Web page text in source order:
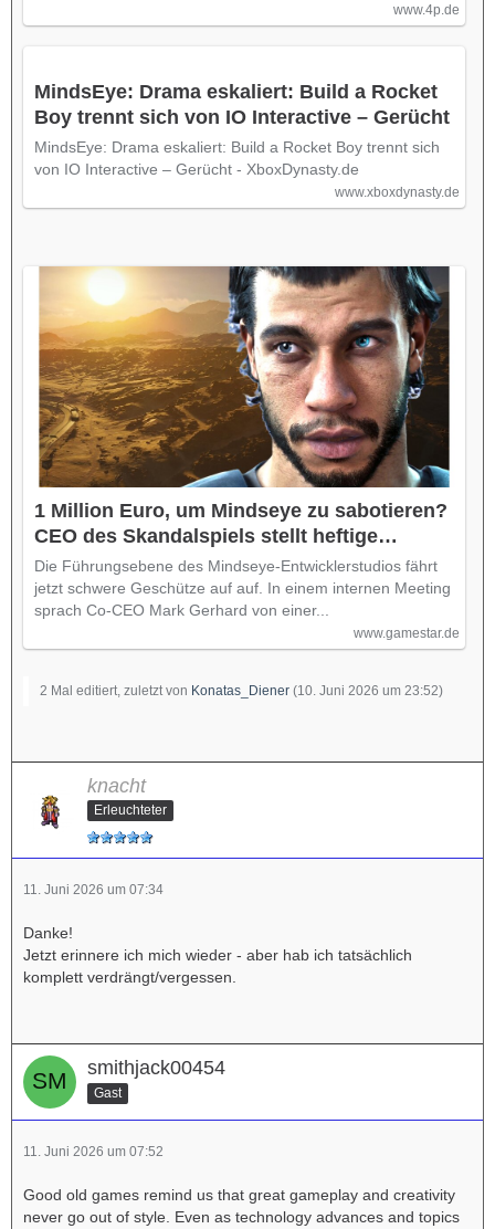
www.4p.de
MindsEye: Drama eskaliert: Build a Rocket
Boy trennt sich von IO Interactive – Gerücht
MindsEye: Drama eskaliert: Build a Rocket Boy trennt sich
von IO Interactive – Gerücht - XboxDynasty.de
www.xboxdynasty.de
1 Million Euro, um Mindseye zu sabotieren?
CEO des Skandalspiels stellt heftige
Anschuldigungen auf, spricht von korrupten
Journalisten
Die Führungsebene des Mindseye-Entwicklerstudios fährt
jetzt schwere Geschütze auf auf. In einem internen Meeting
sprach Co-CEO Mark Gerhard von einer...
www.gamestar.de
2 Mal editiert, zuletzt von Konatas_Diener (10. Juni 2026 um 23:52)
knacht
Erleuchteter
11. Juni 2026 um 07:34
Danke!
Jetzt erinnere ich mich wieder - aber hab ich tatsächlich
komplett verdrängt/vergessen.
smithjack00454
Gast
11. Juni 2026 um 07:52
Good old games remind us that great gameplay and creativity
never go out of style. Even as technology advances and topics